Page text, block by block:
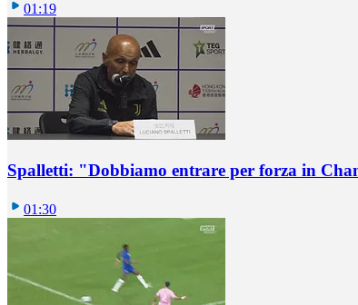
01:19
Spalletti: "Dobbiamo entrare per forza in
01:30